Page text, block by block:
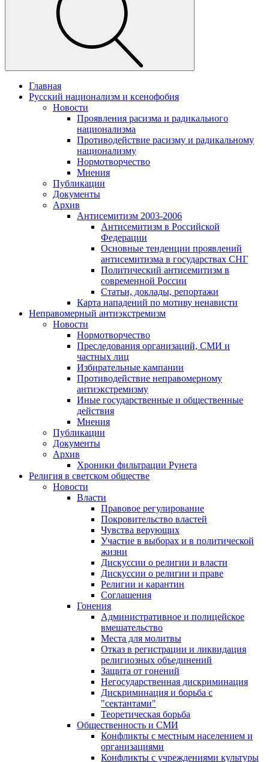
Главная
Русский национализм и ксенофобия
Новости
Проявления расизма и радикального
национализма
Противодействие расизму и радикальному
национализму
Нормотворчество
Мнения
Публикации
Документы
Архив
Антисемитизм 2003-2006
Антисемитизм в Российской
Федерации
Основные тенденции проявлений
антисемитизма в государствах СНГ
Политический антисемитизм в
современной России
Статьи, доклады, репортажи
Карта нападений по мотиву ненависти
Неправомерный антиэкстремизм
Новости
Нормотворчество
Преследования организаций, СМИ и
частных лиц
Избирательные кампании
Противодействие неправомерному
антиэкстремизму
Иные государственные и общественные
действия
Мнения
Публикации
Документы
Архив
Хроники фильтрации Рунета
Религия в светском обществе
Новости
Власти
Правовое регулирование
Покровительство властей
Чувства верующих
Участие в выборах и в политической
жизни
Дискуссии о религии и власти
Дискуссии о религии и праве
Религии и карантин
Соглашения
Гонения
Административное и полицейское
вмешательство
Места для молитвы
Отказ в регистрации и ликвидация
религиозных объединений
Защита от гонений
Негосударственная дискриминация
Дискриминация и борьба с
"сектантами"
Теоретическая борьба
Общественность и СМИ
Конфликты с местным населением и
организациями
Конфликты с учреждениями культуры